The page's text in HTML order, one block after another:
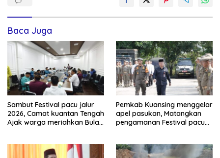
Baca Juga
Sambut Festival pacu jalur
2026, Camat kuantan Tengah
Ajak warga meriahkan Bulan
Pemkab Kuansing menggelar
apel pasukan, Matangkan
pengamanan Festival pacu